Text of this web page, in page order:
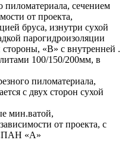
пиломатериала, сечением
от проекта,
бруса, изнутри сухой
парогидроизоляции
«В» с внутренней .
100/150/200мм, в
пиломатериала,
с двух сторон сухой
мин.ватой,
от проекта, с
«А»